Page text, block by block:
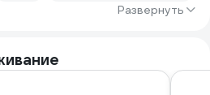
Развернуть